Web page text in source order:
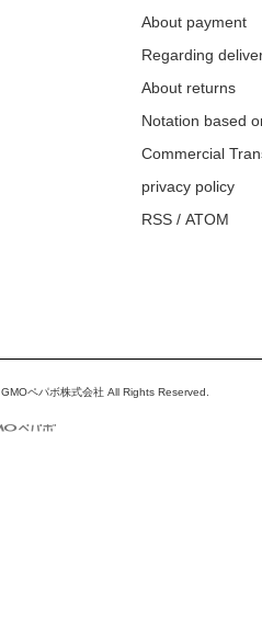
About payment
Regarding
About returns
Notation based
Commercial
privacy policy
RSS / ATOM
GMOペパボ株式会社 All Rights Reserved.